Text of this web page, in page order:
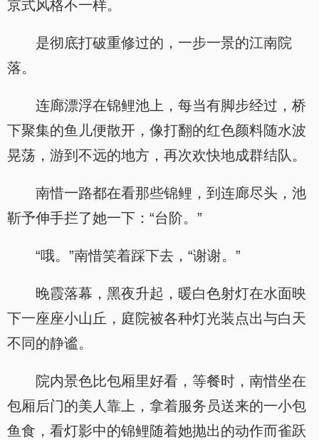
京式风格不一样。
是彻底打破重修过的，一步一景的江南院
落。
连廊漂浮在锦鲤池上，每当有脚步经过，桥
下聚集的鱼儿便散开，像打翻的红色颜料随水波
晃荡，游到不远的地方，再次欢快地成群结队。
南惜一路都在看那些锦鲤，到连廊尽头，池
靳予伸手拦了她一下：“台阶。”
“哦。”南惜笑着踩下去，“谢谢。”
晚霞落幕，黑夜升起，暖白色射灯在水面映
下一座座小山丘，庭院被各种灯光装点出与白天
不同的静谧。
院内景色比包厢里好看，等餐时，南惜坐在
包厢后门的美人靠上，拿着服务员送来的一小包
鱼食，看灯影中的锦鲤随着她抛出的动作而雀跃